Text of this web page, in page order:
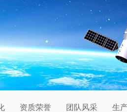
资质荣誉 团队风采 生